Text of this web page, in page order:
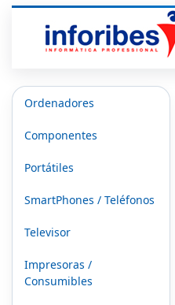
Ordenadores
Componentes
Portátiles
SmartPhones / Teléfonos
Televisor
Impresoras /
Consumibles